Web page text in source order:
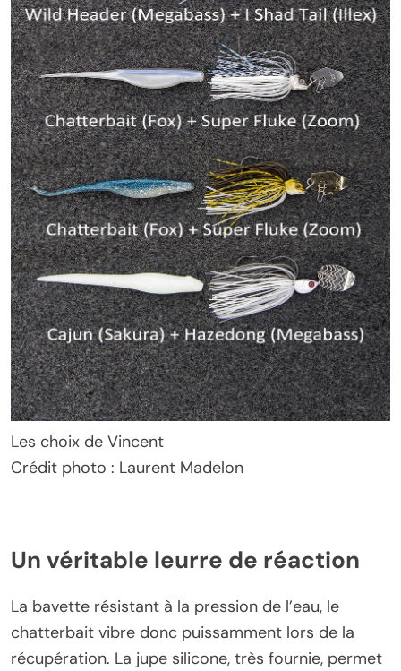
Les choix de Vincent
Crédit photo : Laurent Madelon
Un véritable leurre de réaction
La bavette résistant à la pression de l’eau, le
chatterbait vibre donc puissamment lors de la
récupération. La jupe silicone, très fournie, permet